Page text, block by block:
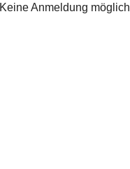
Keine Anmeldung möglich